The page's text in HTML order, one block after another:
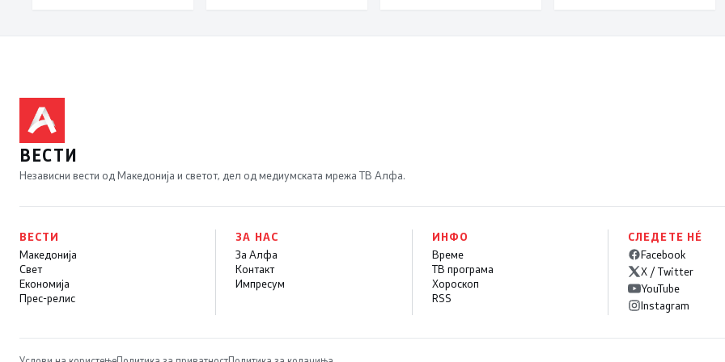
ВЕСТИ
Независни вести од Македонија и светот, дел од медиумската мрежа ТВ Алфа.
ВЕСТИ
Македонија
Свет
Економија
Прес-релис
ЗА НАС
За Алфа
Контакт
Импресум
ИНФО
Време
ТВ програма
Хороскоп
RSS
СЛЕДЕТЕ НÉ
Facebook
X / Twitter
YouTube
Instagram